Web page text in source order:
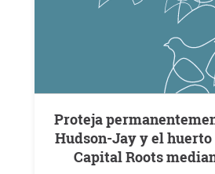
Proteja permanentemente el parque
Hudson-Jay y el
Capital Roots